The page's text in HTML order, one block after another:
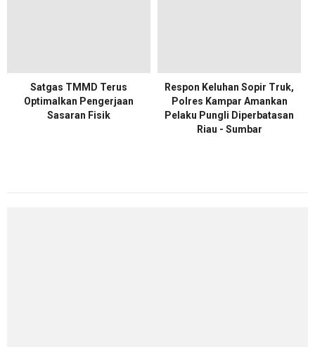
Satgas TMMD Terus
Optimalkan Pengerjaan
Sasaran Fisik
Respon Keluhan Sopir Truk,
Polres Kampar Amankan
Pelaku Pungli Diperbatasan
Riau - Sumbar